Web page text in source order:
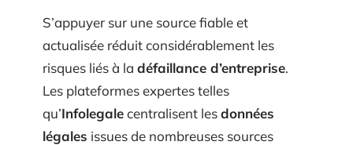
S’appuyer sur une source fiable et
actualisée réduit considérablement les
risques liés à la défaillance d’entreprise.
Les plateformes expertes telles
qu’Infolegalecentralisent lesdonnées
légales issues de nombreuses sources